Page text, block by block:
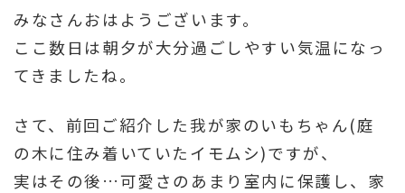
みなさんおはようございます。
ここ数日は朝夕が大分過ごしやすい気温になっ
てきましたね。
さて、前回ご紹介した我が家のいもちゃん(庭
の木に住み着いていたイモムシ)ですが、
実はその後…可愛さのあまり室内に保護し、家